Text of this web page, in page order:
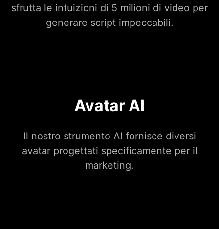
sfrutta le intuizioni di 5 milioni di video per
generare script impeccabili.
Avatar AI
Il nostro strumento AI fornisce diversi
avatar progettati specificamente per il
marketing.